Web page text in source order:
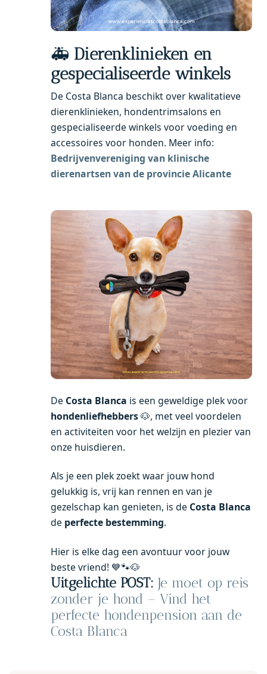
🚑 Dierenklinieken en
gespecialiseerde winkels
De Costa Blanca beschikt over kwalitatieve
dierenklinieken, hondentrimsalons en
gespecialiseerde winkels voor voeding en
accessoires voor honden. Meer info:
Bedrijvenvereniging van klinische
dierenartsen van de provincie Alicante
De Costa Blanca is een geweldige plek voor
hondenliefhebbers🐶, met veel voordelen
en activiteiten voor het welzijn en plezier van
onze huisdieren.
Als je een plek zoekt waar jouw hond
gelukkig is, vrij kan rennen en van je
gezelschap kan genieten, is de Costa Blanca
de perfecte bestemming.
Hier is elke dag een avontuur voor jouw
beste vriend! 💙🐾🐶
Uitgelichte POST: Je moet op reis
zonder je hond – Vind het
perfecte hondenpension aan de
Costa Blanca